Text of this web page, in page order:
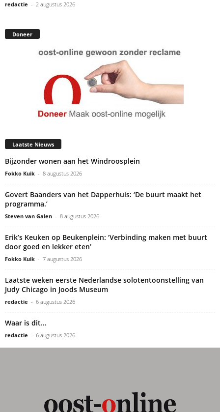
redactie - 2 augustus 2026
Doneer
Laatste Nieuws
Bijzonder wonen aan het Windroosplein
Fokko Kuik - 8 augustus 2026
Govert Baanders van het Dapperhuis: ‘De buurt maakt het
programma.’
Steven van Galen - 8 augustus 2026
Erik’s Keuken op Beukenplein: ‘Verbinding maken met buurt
door goed en lekker eten’
Fokko Kuik - 7 augustus 2026
Laatste weken eerste Nederlandse solotentoonstelling van
Judy Chicago in Joods Museum
redactie - 6 augustus 2026
Waar is dit…
redactie - 6 augustus 2026